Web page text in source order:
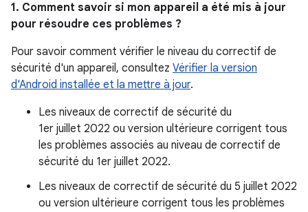
1. Comment savoir si mon appareil a été mis à jour
pour résoudre ces problèmes ?
Pour savoir comment vérifier le niveau du correctif de
sécurité d'un appareil, consultez Vérifier la version
d'Android installée et la mettre à jour.
Les niveaux de correctif de sécurité du
1er juillet 2022 ou version ultérieure corrigent tous
les problèmes associés au niveau de correctif de
sécurité du 1er juillet 2022.
Les niveaux de correctif de sécurité du 5 juillet 2022
ou version ultérieure corrigent tous les problèmes